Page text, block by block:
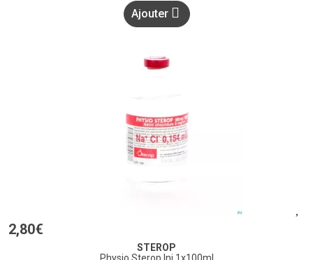
Ajouter
2,80€
STEROP